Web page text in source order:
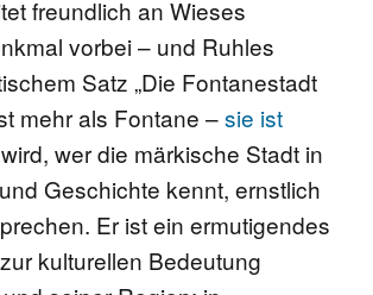
freundlich an Wieses
vorbei – und Ruhles
Satz „Die Fontanestadt
mehr als Fontane –sie ist
wird, wer die märkische Stadt in
Geschichte kennt, ernstlich
Er ist ein ermutigendes
kulturellen Bedeutung